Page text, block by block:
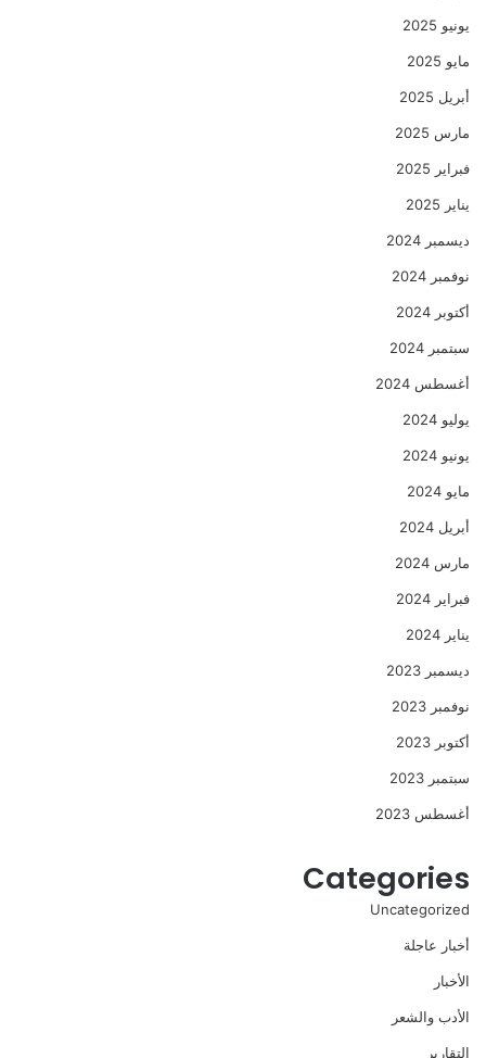
يونيو 2025
مايو 2025
أبريل 2025
مارس 2025
فبراير 2025
يناير 2025
ديسمبر 2024
نوفمبر 2024
أكتوبر 2024
سبتمبر 2024
أغسطس 2024
يوليو 2024
يونيو 2024
مايو 2024
أبريل 2024
مارس 2024
فبراير 2024
يناير 2024
ديسمبر 2023
نوفمبر 2023
أكتوبر 2023
سبتمبر 2023
أغسطس 2023
Categories
Uncategorized
أخبار عاجلة
الأخبار
الأدب والشعر
التقارير